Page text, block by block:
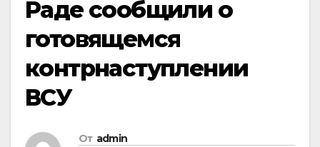
Раде сообщили о
готовящемся
контрнаступлении
ВСУ
От admin